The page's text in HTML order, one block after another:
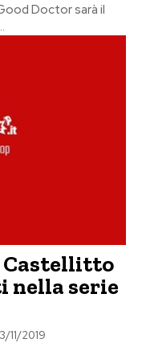
Doctor sarà il
Castellitto
nella serie
11/2019